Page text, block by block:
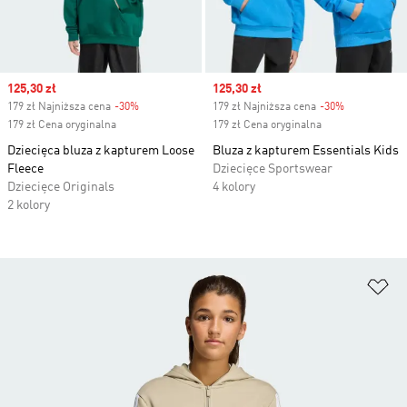
Sale price
125,30 zł
179 zł Najniższa cena -30%
179 zł Cena oryginalna
Dziecięca bluza z kapturem Loose
Fleece
Dziecięce Originals
2 kolory
Sale price
125,30 zł
179 zł Najniższa cena -30%
179 zł Cena oryginalna
Bluza z kapturem Essentials Kids
Dziecięce Sportswear
4 kolory